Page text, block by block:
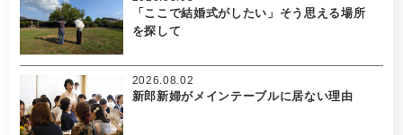
「ここで結婚式がしたい」そう思える場所
を探して
新郎新婦がメインテーブルに居ない理由
2026.08.02